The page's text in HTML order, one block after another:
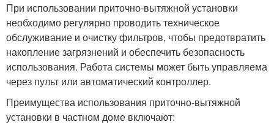
При использовании приточно-вытяжной установки
необходимо регулярно проводить техническое
обслуживание и очистку фильтров, чтобы предотвратить
накопление загрязнений и обеспечить безопасность
использования. Работа системы может быть управляема
через пульт или автоматический контроллер.
Преимущества использования приточно-вытяжной
установки в частном доме включают: